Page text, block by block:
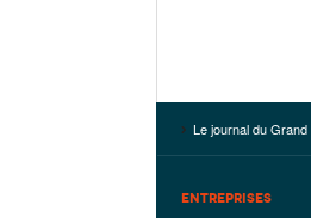
Le journal du
ENTREPRISES